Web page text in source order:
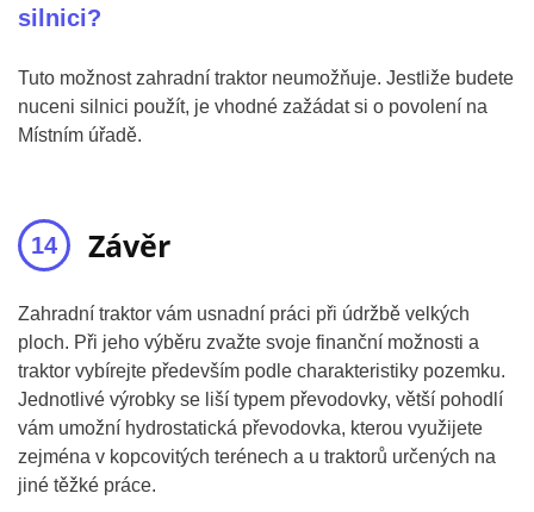
silnici?
Tuto možnost zahradní traktor neumožňuje. Jestliže budete
nuceni silnici použít, je vhodné zažádat si o povolení na
Místním úřadě.
Závěr
Zahradní traktor vám usnadní práci při údržbě velkých
ploch. Při jeho výběru zvažte svoje finanční možnosti a
traktor vybírejte především podle charakteristiky pozemku.
Jednotlivé výrobky se liší typem převodovky, větší pohodlí
vám umožní hydrostatická převodovka, kterou využijete
zejména v kopcovitých terénech a u traktorů určených na
jiné těžké práce.